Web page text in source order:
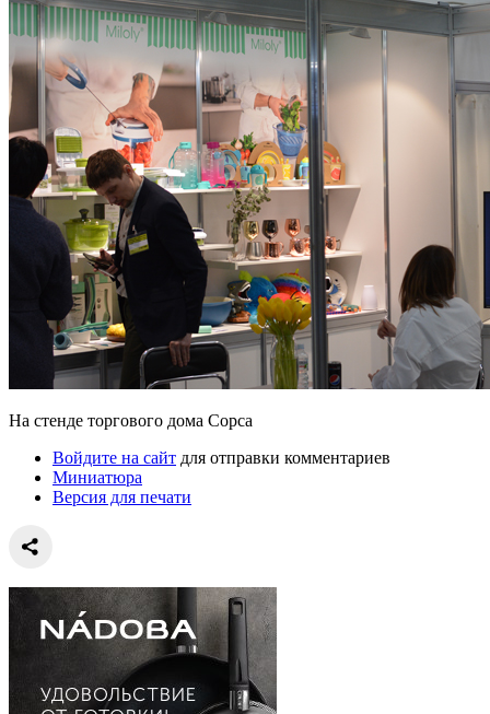
На стенде торгового дома Сopca
Войдите на сайт для отправки комментариев
Миниатюра
Версия для печати